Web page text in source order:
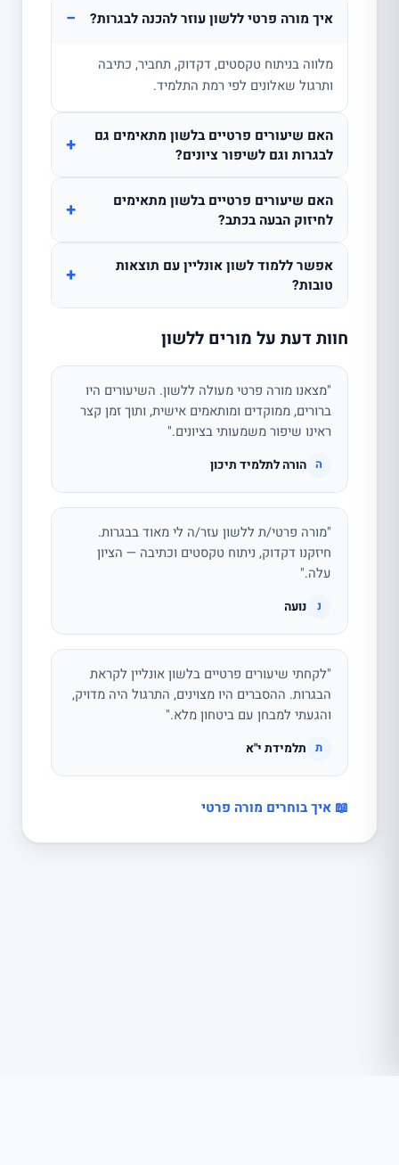
איך מורה פרטי ללשון עוזר להכנה לבגרות? −
מלווה בניתוח טקסטים, דקדוק, תחביר, כתיבה
ותרגול שאלונים לפי רמת התלמיד.
האם שיעורים פרטיים בלשון מתאימים גם
לבגרות וגם לשיפור ציונים?
+
האם שיעורים פרטיים בלשון מתאימים
לחיזוק הבעה בכתב?
+
אפשר ללמוד לשון אונליין עם תוצאות
טובות?
+
חוות דעת על מורים ללשון
"מצאנו מורה פרטי מעולה ללשון. השיעורים היו
ברורים, ממוקדים ומותאמים אישית, ותוך זמן קצר
ראינו שיפור משמעותי בציונים."
ה הורה לתלמיד תיכון
"מורה פרטי/ת ללשון עזר/ה לי מאוד בבגרות.
חיזקנו דקדוק, ניתוח טקסטים וכתיבה — הציון
עלה."
נ נועה
"לקחתי שיעורים פרטיים בלשון אונליין לקראת
הבגרות. ההסברים היו מצוינים, התרגול היה מדויק,
והגעתי למבחן עם ביטחון מלא."
ת תלמידת י"א
📖 איך בוחרים מורה פרטי